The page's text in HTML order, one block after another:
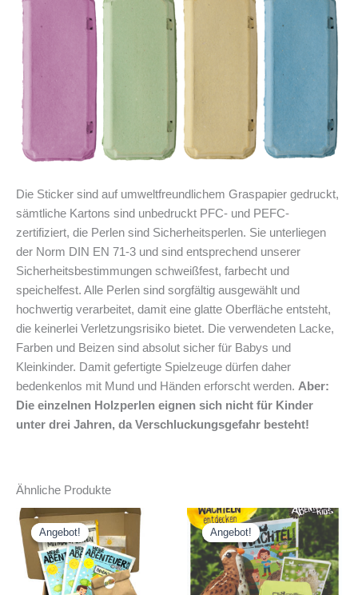
Die Sticker sind auf umweltfreundlichem Graspapier gedruckt,
sämtliche Kartons sind unbedruckt PFC- und PEFC-
zertifiziert, die Perlen sind Sicherheitsperlen. Sie unterliegen
der Norm DIN EN 71-3 und sind entsprechend unserer
Sicherheitsbestimmungen schweißfest, farbecht und
speichelfest. Alle Perlen sind sorgfältig ausgewählt und
hochwertig verarbeitet, damit eine glatte Oberfläche entsteht,
die keinerlei Verletzungsrisiko bietet. Die verwendeten Lacke,
Farben und Beizen sind absolut sicher für Babys und
Kleinkinder. Damit gefertigte Spielzeuge dürfen daher
bedenkenlos mit Mund und Händen erforscht werden. Aber:
Die einzelnen Holzperlen eignen sich nicht für Kinder
unter drei Jahren, da Verschluckungsgefahr besteht!
Ähnliche Produkte
Angebot!
Angebot! Angebot!
Angebot!